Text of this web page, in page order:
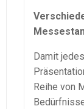
Damit
Reihe von